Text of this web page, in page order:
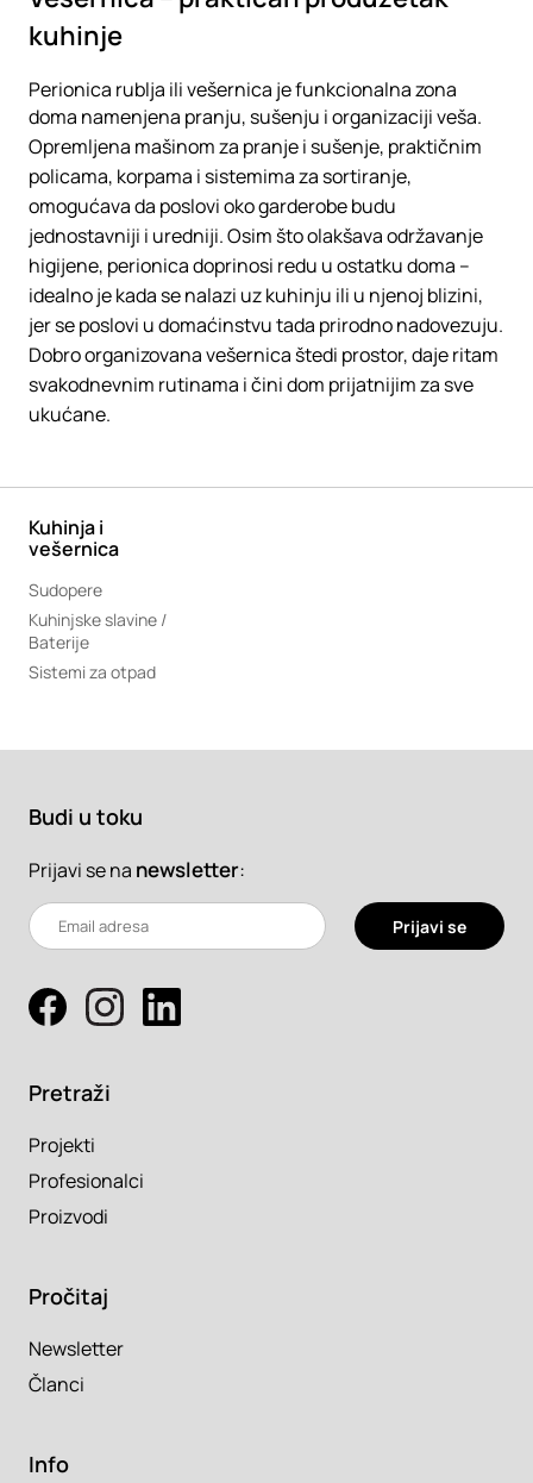
kuhinje
Perionica rublja ili vešernica je funkcionalna zona
doma namenjena pranju, sušenju i organizaciji veša.
Opremljena mašinom za pranje i sušenje, praktičnim
policama, korpama i sistemima za sortiranje,
omogućava da poslovi oko garderobe budu
jednostavniji i uredniji. Osim što olakšava održavanje
higijene, perionica doprinosi redu u ostatku doma –
idealno je kada se nalazi uz kuhinju ili u njenoj blizini,
jer se poslovi u domaćinstvu tada prirodno nadovezuju.
Dobro organizovana vešernica štedi prostor, daje ritam
svakodnevnim rutinama i čini dom prijatnijim za sve
ukućane.
Kuhinja i
vešernica
Sudopere
Kuhinjske slavine /
Baterije
Sistemi za otpad
Budi u toku
Prijavi se na newsletter:
Prijavi se
Pretraži
Projekti
Profesionalci
Proizvodi
Pročitaj
Newsletter
Članci
Info